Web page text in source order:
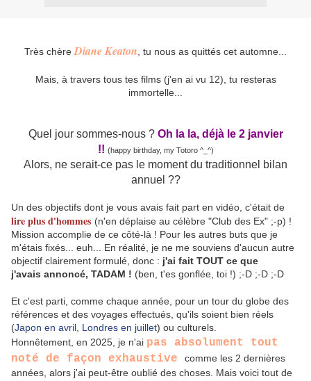
Très chère Diane Keaton , tu nous as quittés cet automne...
Mais, à travers tous tes films (j'en ai vu 12), tu resteras
immortelle...
Quel jour sommes-nous ? Oh la la, déjà le 2 janvier
!! (happy birthday, my Totoro ^_^)
Alors, ne serait-ce pas le moment du traditionnel bilan
annuel ??
Un des objectifs dont je vous avais fait part en vidéo, c'était de
lire plus d'hommes (n'en déplaise au célèbre "Club des Ex" ;-p) !
Mission accomplie de ce côté-là ! Pour les autres buts que je
m'étais fixés... euh... En réalité, je ne me souviens d'aucun autre
objectif clairement formulé, donc : j'ai fait TOUT ce que
j'avais annoncé, TADAM ! (ben, t'es gonflée, toi !) ;-D ;-D ;-D
Et c'est parti, comme chaque année, pour un tour du globe des
références et des voyages effectués, qu'ils soient bien réels
(Japon en avril Londres en juillet) ou culturels.
Honnêtement, en 2025, je n'ai pas absolument tout
noté de façon exhaustive
comme les 2 dernières
années, alors j'ai peut-être oublié des choses. Mais voici tout de